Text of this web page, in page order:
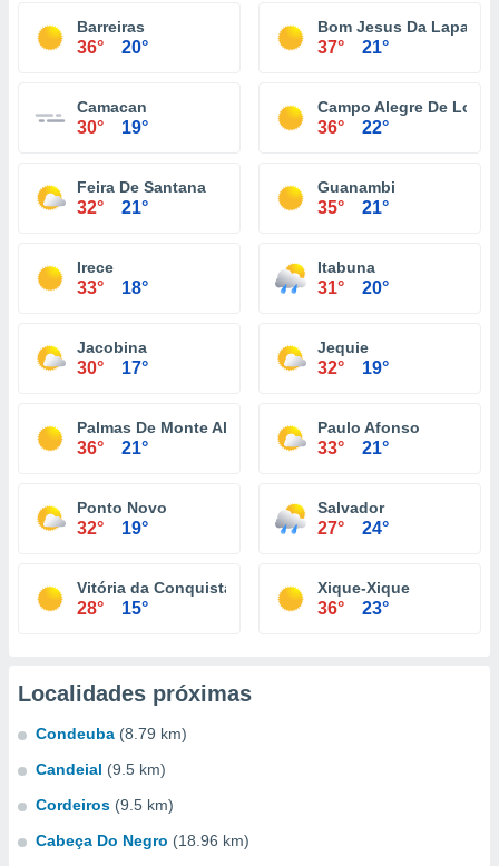
Barreiras
36° 20°
Bom Jesus Da Lapa
37° 21°
Camacan
30° 19°
Campo Alegre De
36° 22°
Feira De Santana
32° 21°
Guanambi
35° 21°
Irece
33° 18°
Itabuna
31° 20°
Jacobina
30° 17°
Jequie
32° 19°
Palmas De Monte Alto
36° 21°
Paulo Afonso
33° 21°
Ponto Novo
32° 19°
Salvador
27° 24°
Vitória da Conquista
28° 15°
Xique-Xique
36° 23°
Localidades próximas
Condeuba (8.79 km)
Candeial (9.5 km)
Cordeiros (9.5 km)
Cabeça Do Negro (18.96 km)